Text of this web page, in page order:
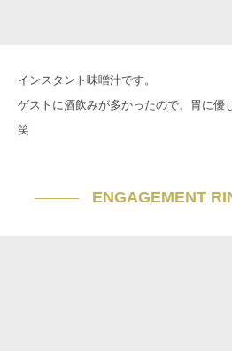
インスタント味噌汁です。
ゲストに酒飲みが多かったので、胃に優
笑
ENGAGEMENT